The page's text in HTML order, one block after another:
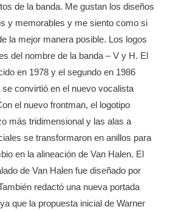
de la banda. Me gustan los diseños
y memorables y me siento como si
la mejor manera posible. Los logos
del nombre de la banda – V y H. El
en 1978 y el segundo en 1986
convirtió en el nuevo vocalista
el nuevo frontman, el logotipo
más tridimensional y las alas a
se transformaron en anillos para
en la alineación de Van Halen. El
de Van Halen fue diseñado por
redactó una nueva portada
que la propuesta inicial de Warner